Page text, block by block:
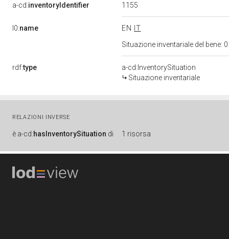
a-cd:inventoryIdentifier 1155
l0:name EN
IT
Situazione inventariale del bene:
rdf:type
a-cd:InventorySituation
Situazione inventariale
RELAZIONI INVERSE
è a-cd:hasInventorySituation di 1 risorsa